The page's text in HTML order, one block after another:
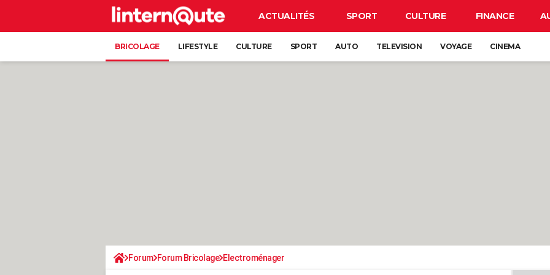
ACTUALITÉS SPORT CULTURE FINANCE
BRICOLAGE LIFESTYLE CULTURE SPORT AUTO TELEVISION VOYAGE CINEMA
Forum Forum Bricolage Electroménager